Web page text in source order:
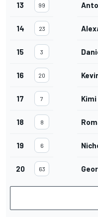
13 99
14 23
15 3
16 20
17 7
18 8
19 6
20 63